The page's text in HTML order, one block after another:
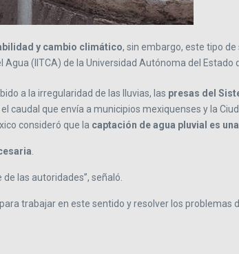
y cambio climático, sin embargo, este tipo
(IITCA) de la Universidad Autónoma del Estado
a la irregularidad de las lluvias, las presas del
caudal que envía a municipios mexiquenses y la
consideró que la captación de agua pluvial es
.
las autoridades”, señaló.
trabajar en este sentido y resolver los